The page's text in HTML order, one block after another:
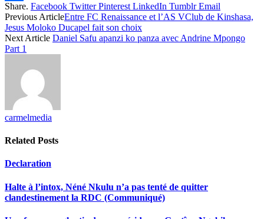
Share
Share. Facebook Twitter Pinterest LinkedIn Tumblr Email
Previous ArticleEntre FC Renaissance et l’AS VClub de Kinshasa,
Jesus Moloko Ducapel fait son choix
Next Article Daniel Safu apanzi ko panza avec Andrine Mpongo
Part 1
carmelmedia
Related Posts
Declaration
Halte à l’intox, Néné Nkulu n’a pas tenté de quitter
clandestinement la RDC (Communiqué)